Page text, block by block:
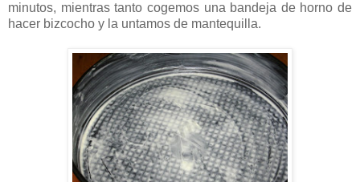
minutos, mientras tanto cogemos una bandeja de horno de
hacer bizcocho y la untamos de mantequilla.